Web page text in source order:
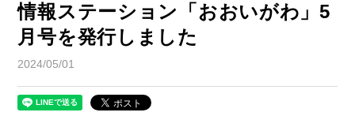
情報ステーション「おおいがわ」5
月号を発行しました
2024/05/01